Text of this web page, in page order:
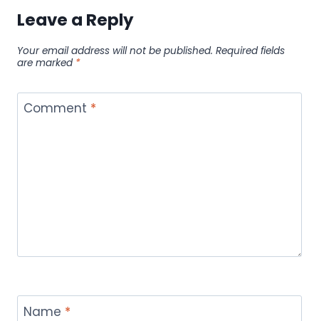
Leave a Reply
Your email address will not be published. Required fields
are marked *
Comment *
Name *